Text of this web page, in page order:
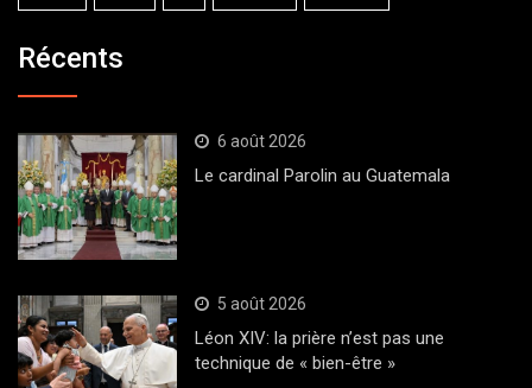
Récents
6 août 2026
Le cardinal Parolin au Guatemala
5 août 2026
Léon XIV: la prière n’est pas une
technique de « bien-être »